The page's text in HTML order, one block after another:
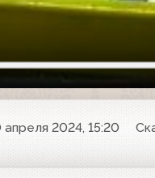
апреля 2024, 15:20